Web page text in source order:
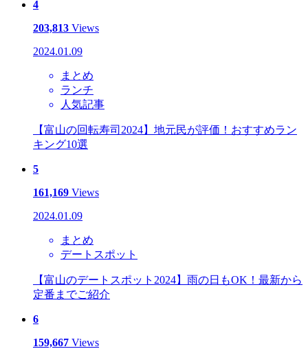
4
203,813 Views
2024.01.09
まとめ
ランチ
人気記事
【富山の回転寿司2024】地元民が評価！おすすめラン
キング10選
5
161,169 Views
2024.01.09
まとめ
デートスポット
【富山のデートスポット2024】雨の日もOK！最新から
定番までご紹介
6
159,667 Views